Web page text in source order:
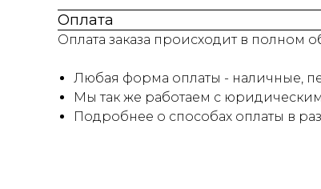
Оплата
Оплата заказа происходит в полном
Любая форма оплаты - наличные,
Мы так же работаем с
Подробнее о способах оплаты в